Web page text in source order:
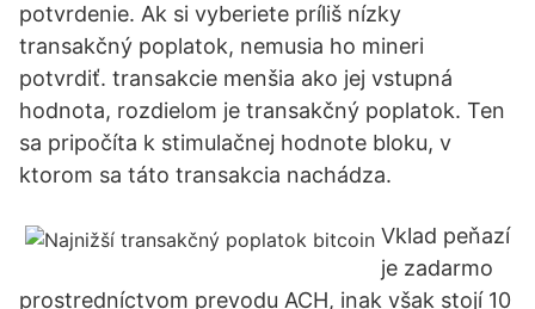
potvrdenie. Ak si vyberiete príliš nízky
transakčný poplatok, nemusia ho mineri
potvrdiť. transakcie menšia ako jej vstupná
hodnota, rozdielom je transakčný poplatok. Ten
sa pripočíta k stimulačnej hodnote bloku, v
ktorom sa táto transakcia nachádza.
Vklad peňazí
je zadarmo
prostredníctvom prevodu ACH, inak však stojí 10